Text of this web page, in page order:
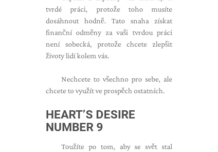
tvrdé práci, protože toho musíte
dosáhnout hodně. Tato snaha získat
finanční odměny za vaši tvrdou práci
není sobecká, protože chcete zlepšit
životy lidí kolem vás.
Nechcete to všechno pro sebe, ale
chcete to využít ve prospěch ostatních.
HEART’S DESIRE
NUMBER 9
Toužíte po tom, aby se svět stal